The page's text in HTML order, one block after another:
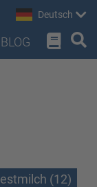
Deutsch
BLOG
(12)